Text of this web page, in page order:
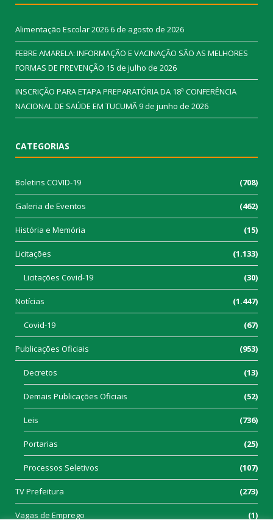
Alimentação Escolar 20266 de agosto de 2026
FEBRE AMARELA: INFORMAÇÃO E VACINAÇÃO SÃO AS MELHORES
FORMAS DE PREVENÇÃO 15 de julho de 2026
INSCRIÇÃO PARA ETAPA PREPARATÓRIA DA 18ª CONFERÊNCIA
NACIONAL DE SAÚDE EM TUCUMÃ9 de junho de 2026
CATEGORIAS
Boletins COVID-19 (708)
Galeria de Eventos (462)
História e Memória (15)
Licitações (1.133)
Licitações Covid-19 (30)
Notícias (1.447)
Covid-19 (67)
Publicações Oficiais (953)
Decretos (13)
Demais Publicações Oficiais (52)
Leis (736)
Portarias (25)
Processos Seletivos (107)
TV Prefeitura (273)
Vagas de Emprego (1)